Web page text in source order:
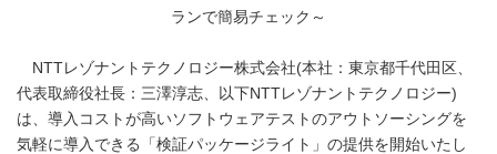
ランで簡易チェック～
NTTレゾナントテクノロジー株式会社(本社：東京都千代田区、
代表取締役社長：三澤淳志、以下NTTレゾナントテクノロジー)
は、導入コストが高いソフトウェアテストのアウトソーシングを
気軽に導入できる「検証パッケージライト」の提供を開始いたし